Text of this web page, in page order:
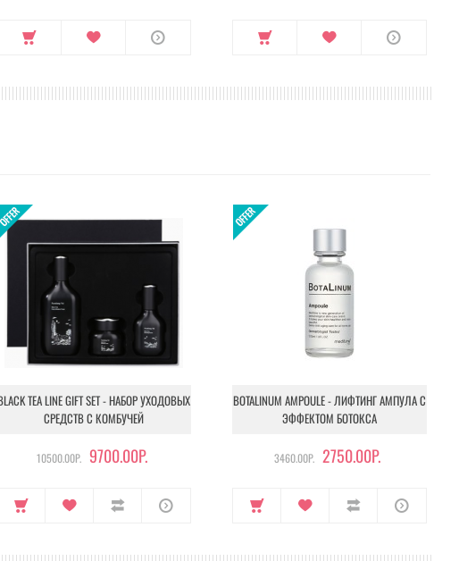
TEA LINE GIFT SET - НАБОР УХОДОВЫХ
СРЕДСТВ С КОМБУЧЕЙ
10500.00Р. 9700.00Р.
BOTALINUM AMPOULE - ЛИФТИНГ АМПУЛА С
ЭФФЕКТОМ БОТОКСА
3460.00Р. 2750.00Р.